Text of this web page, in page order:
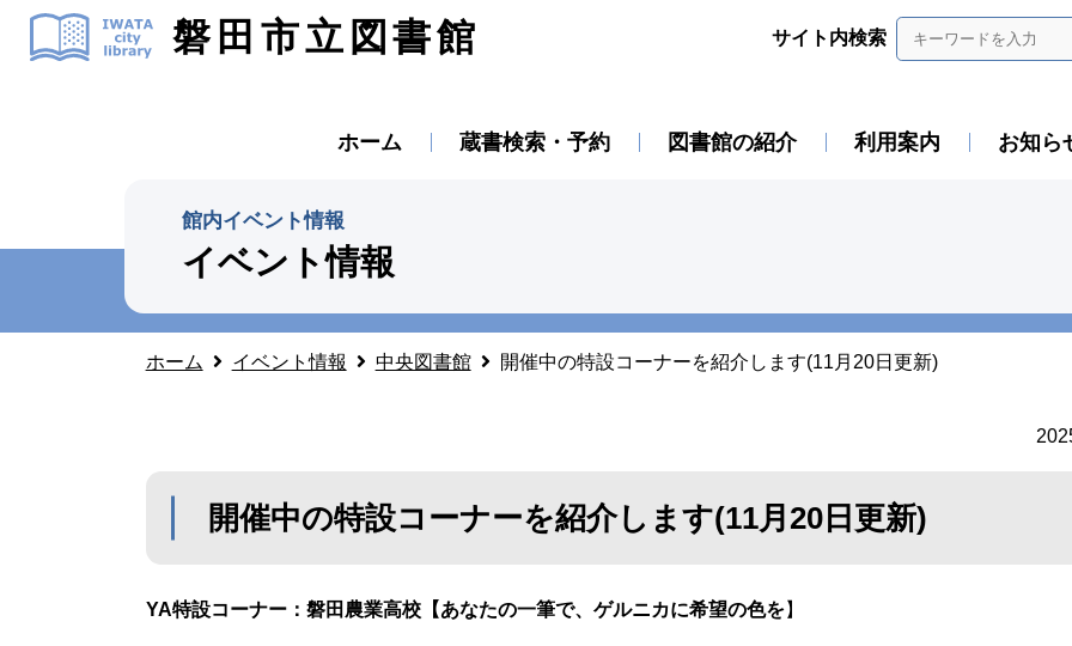
磐田市立図書館 サイト内検索
ホーム 蔵書検索・予約 図書館の紹介 利用案内 お知ら
館内イベント情報
イベント情報
ホーム イベント情報 中央図書館 開催中の特設コーナーを紹介します(11月20日更新)
開催中の特設コーナーを紹介します(11月20日更新)
YA特設コーナー：磐田農業高校【あなたの一筆で、ゲルニカに希望の色を】